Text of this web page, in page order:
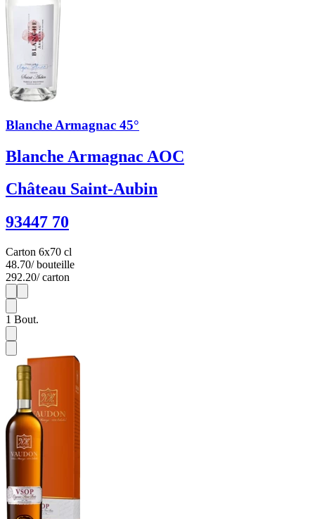
Blanche Armagnac 45°
Blanche Armagnac AOC
Château Saint-Aubin
93447 70
Carton 6x70 cl
48.70/ bouteille
292.20/ carton
1
1 Bout.